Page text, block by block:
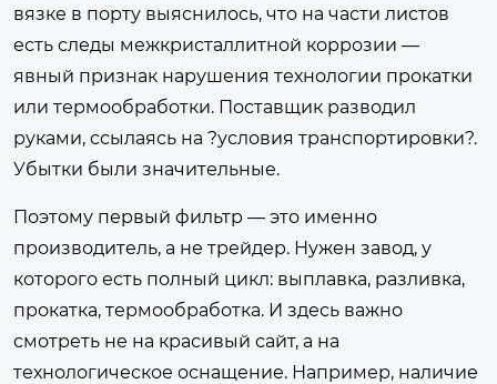
вязке в порту выяснилось, что на части листов
есть следы межкристаллитной коррозии —
явный признак нарушения технологии прокатки
или термообработки. Поставщик разводил
руками, ссылаясь на ?условия транспортировки?.
Убытки были значительные.
Поэтому первый фильтр — это именно
производитель, а не трейдер. Нужен завод, у
которого есть полный цикл: выплавка, разливка,
прокатка, термообработка. И здесь важно
смотреть не на красивый сайт, а на
технологическое оснащение. Например, наличие